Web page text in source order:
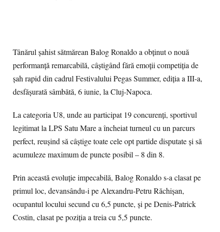
Tânărul șahist sătmărean Balog Ronaldo a obținut o nouă
performanță remarcabilă, câștigând fără emoții competiția de
șah rapid din cadrul Festivalului Pegas Summer, ediția a III-a,
desfășurată sâmbătă, 6 iunie, la Cluj-Napoca.
La categoria U8, unde au participat 19 concurenți, sportivul
legitimat la LPS Satu Mare a încheiat turneul cu un parcurs
perfect, reușind să câștige toate cele opt partide disputate și să
acumuleze maximum de puncte posibil – 8 din 8.
Prin această evoluție impecabilă, Balog Ronaldo s-a clasat pe
primul loc, devansându-i pe Alexandru-Petru Răchișan,
ocupantul locului secund cu 6,5 puncte, și pe Denis-Patrick
Costin, clasat pe poziția a treia cu 5,5 puncte.